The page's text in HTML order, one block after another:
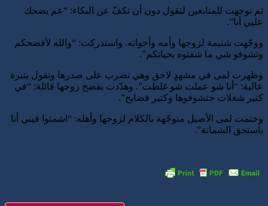
ثم توجهت للمتابعين لتقول دون أن تكفّ عن البكاء: “عم يضحك
عليي أنا”.
ووجّهت شتيمة لزوجها وأمه وأخواته. واستدركت: “والله لأفضحكم
وتشوفو شي ما شفتوه بحياتكم”.
وظهرت لمى في مشهدٍ لاحق وهي تضرب على صدرها وتقول بنبرة
عالية: “أنا شو عملت شو غلطت”. وهدّدت بفضح زوجها قائلة: “في
كتير شغلات حتشوفوها وكتير فضايح”.
وختمت لمى الأصيل متوجّهة بالكلام لزوجها وأهله: “اشمتوا فيني أنا
باستحق الشماتة”.